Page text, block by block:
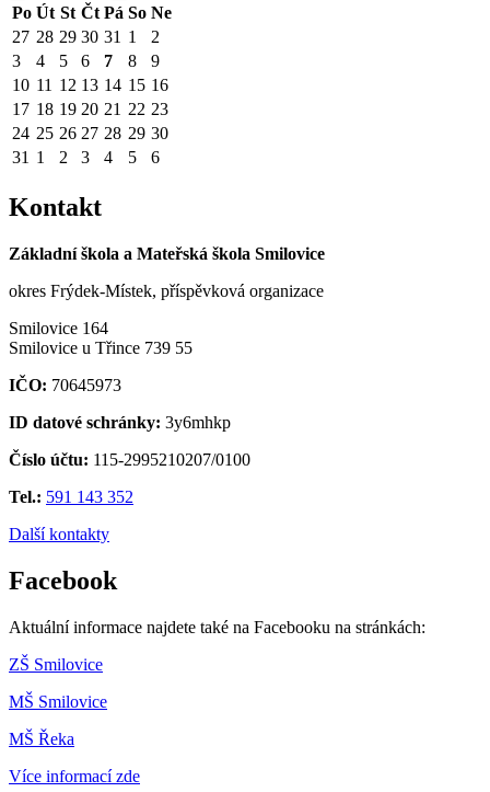
Po Út St Čt Pá So Ne
27 28 29 30 31 1
2
3
4 5 6 7 8
9
10 11 12 13 14 15 16
17 18 19 20 21 22 23
24 25 26 27 28 29 30
31 1 2 3 4 5 6
Kontakt
Základní škola a Mateřská škola Smilovice
okres Frýdek-Místek, příspěvková organizace
Smilovice 164
Smilovice u Třince 739 55
IČO: 70645973
ID datové schránky: 3y6mhkp
Číslo účtu: 115-2995210207/0100
Tel.: 591 143 352
Další kontakty
Facebook
Aktuální informace najdete také na Facebooku na stránkách:
ZŠ Smilovice
MŠ Smilovice
MŠ Řeka
Více informací zde